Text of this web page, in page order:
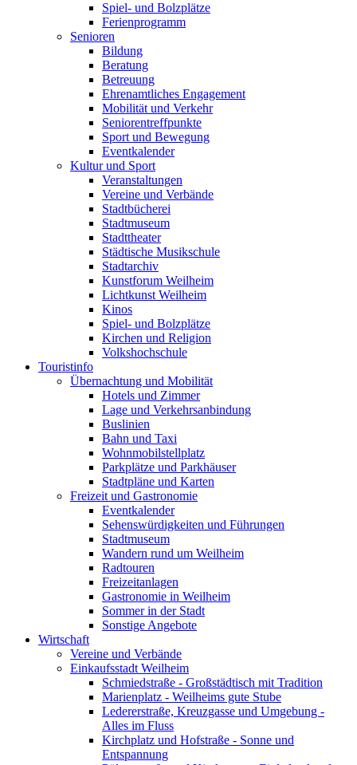
Spiel- und Bolzplätze
Ferienprogramm
Senioren
Bildung
Beratung
Betreuung
Ehrenamtliches Engagement
Mobilität und Verkehr
Seniorentreffpunkte
Sport und Bewegung
Eventkalender
Kultur und Sport
Veranstaltungen
Vereine und Verbände
Stadtbücherei
Stadtmuseum
Stadttheater
Städtische Musikschule
Stadtarchiv
Kunstforum Weilheim
Lichtkunst Weilheim
Kinos
Spiel- und Bolzplätze
Kirchen und Religion
Volkshochschule
Touristinfo
Übernachtung und Mobilität
Hotels und Zimmer
Lage und Verkehrsanbindung
Buslinien
Bahn und Taxi
Wohnmobilstellplatz
Parkplätze und Parkhäuser
Stadtpläne und Karten
Freizeit und Gastronomie
Eventkalender
Sehenswürdigkeiten und Führungen
Stadtmuseum
Wandern rund um Weilheim
Radtouren
Freizeitanlagen
Gastronomie in Weilheim
Sommer in der Stadt
Sonstige Angebote
Wirtschaft
Vereine und Verbände
Einkaufsstadt Weilheim
Schmiedstraße - Großstädtisch mit Tradition
Marienplatz - Weilheims gute Stube
Ledererstraße, Kreuzgasse und Umgebung -
Alles im Fluss
Kirchplatz und Hofstraße - Sonne und
Entspannung